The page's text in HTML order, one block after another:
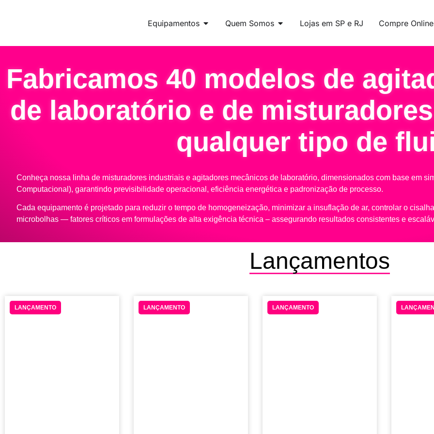
Equipamentos Quem Somos Lojas em SP e RJ Compre Online
Fabricamos 40 modelos de
de laboratório e de
qualquer tipo de
Conheça nossa linha de misturadores industriais e agitadores mecânicos de laboratório, dimensionados com base em
Computacional), garantindo previsibilidade operacional, eficiência energética e padronização de processo.
Cada equipamento é projetado para reduzir o tempo de homogeneização, minimizar a insuflação de ar, controlar o
microbolhas — fatores críticos em formulações de alta exigência técnica – assegurando resultados consistentes e
Lançamentos